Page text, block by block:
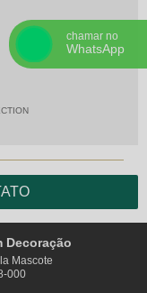
Decoração
Mascote
000
chamar no
WhatsApp